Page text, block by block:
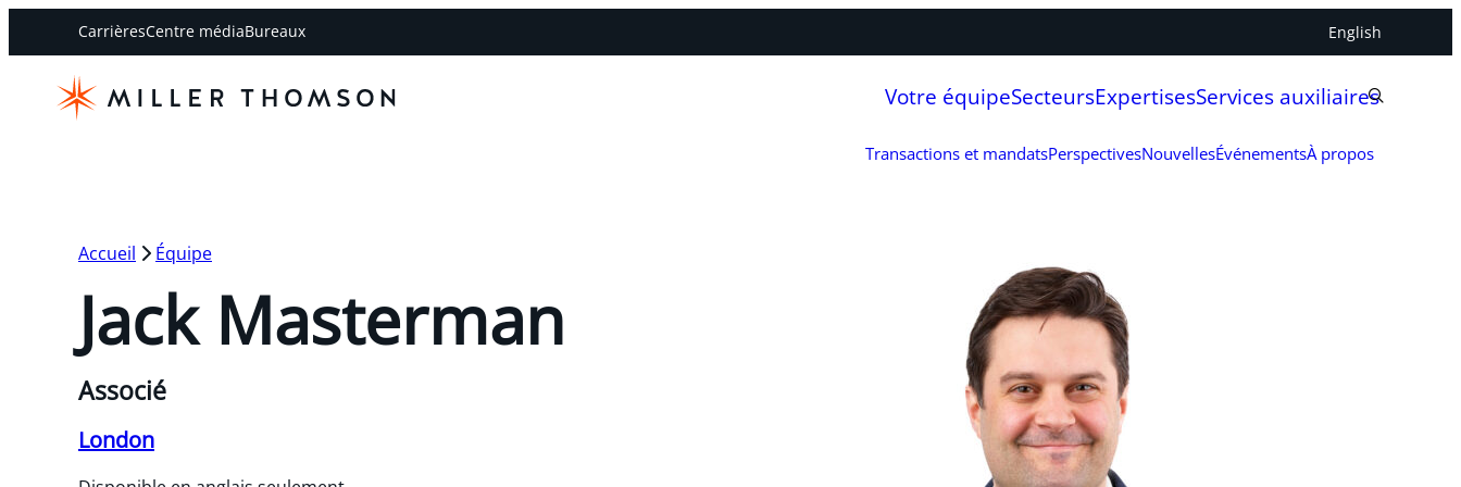
CarrièresCentre médiaBureaux English
Votre équipeSecteursExpertisesServices auxiliaires
Transactions et mandatsPerspectivesNouvellesÉvénementsÀ propos
Accueil Équipe
Jack Masterman
Associé
London